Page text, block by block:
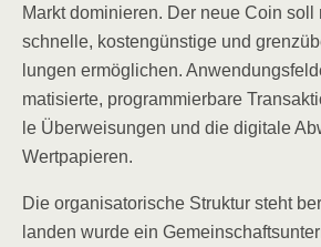
Markt domi­nie­ren. Der neue Coin soll
schnel­le, kos­ten­güns­ti­ge und
lun­gen ermög­li­chen.
ma­ti­sier­te, pro­gram­mier­ba­re
le Über­wei­sun­gen und die digi­ta­le
Wertpapieren.
Die orga­ni­sa­to­ri­sche Struk­tur steht
lan­den wur­de ein